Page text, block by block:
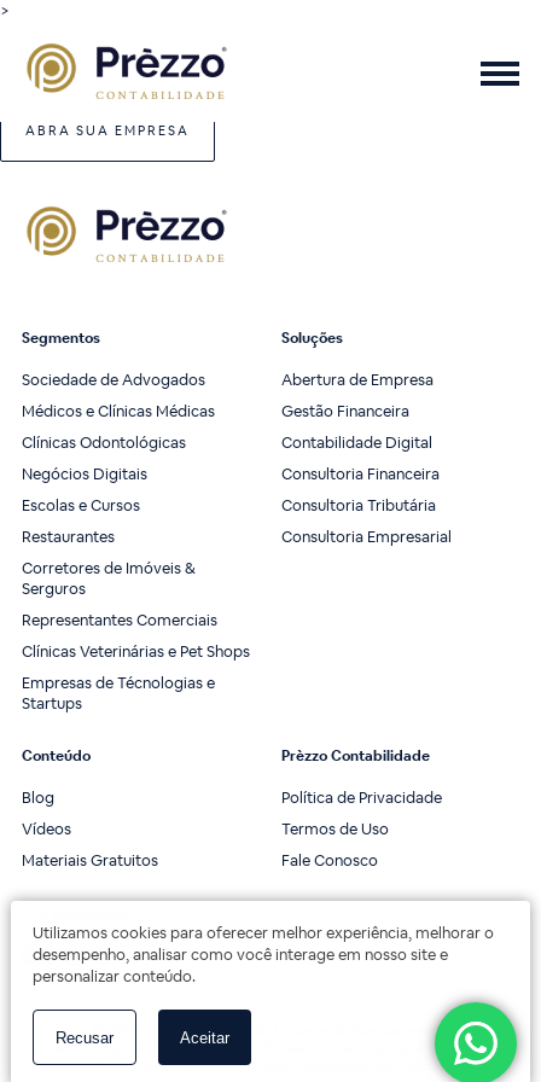
>
Utilizamos cookies para oferecer melhor experiência, melhorar o
desempenho, analisar como você interage em nosso site e
personalizar conteúdo.
Recusar Aceitar
ABRA SUA EMPRESA
Segmentos
Sociedade de Advogados
Médicos e Clínicas Médicas
Clínicas Odontológicas
Negócios Digitais
Escolas e Cursos
Restaurantes
Corretores de Imóveis &
Serguros
Representantes Comerciais
Clínicas Veterinárias e Pet Shops
Empresas de Técnologias e
Startups
Soluções
Abertura de Empresa
Gestão Financeira
Contabilidade Digital
Consultoria Financeira
Consultoria Tributária
Consultoria Empresarial
Conteúdo
Blog
Vídeos
Materiais Gratuitos
Prèzzo Contabilidade
Política de Privacidade
Termos de Uso
Fale Conosco
© 2020 Prèzzo Contabilidade. Todos os direitos reservados.
Av. das Américas, 3443, 2º andar, Bloco 3B, Sala 202. Barra da Tijuca, Rio de Janeiro.
Av. das Américas, 18000 - Centro Empresarial One Offices.